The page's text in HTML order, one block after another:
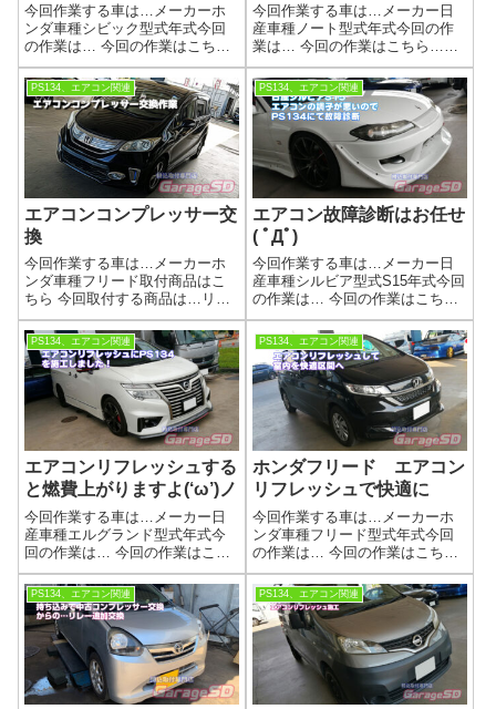
今回作業する車は…メーカーホ
ンダ車種シビック型式年式今回
の作業は… 今回の作業はこち
ら…SNAP-ON PS134 エアコン
リフレッシュ作業参考リンクワ
コーズ製品の詳細はこちら
wako's PAC＋SNAP-ON PS134
作業画像作業完了...
今回作業する車は…メーカー日
産車種ノート型式年式今回の作
業は… 今回の作業はこちら…
SNAP-ON PS134 エアコンリフ
レッシュ作業参考リンクワコー
ズ製品の詳細はこちらwako's
PAC＋SNAP-ON PS134作業画像
新車でも規定...
PS134、エアコン関連
エアコンコンプレッサー交
換
今回作業する車は…メーカーホ
ンダ車種フリード取付商品はこ
ちら 今回取付する商品は…リビ
ルトコンプレッサー当店でのエ
アコンコンプレッサー故障診断
はPS134を使っての診断になる
ので、より故障原因の追究にな
ります原因がわかりやすいの
で、修理対応...
PS134、エアコン関連
エアコン故障診断はお任せ
( ﾟДﾟ)
今回作業する車は…メーカー日
産車種シルビア型式S15年式今回
の作業は… 今回の作業はこち
ら…SNAP-ON PS134 エアコン
診断参考リンクワコーズ製品の
詳細はこちらwako's PAC＋
SNAP-ON PS134作業画像高圧側
の圧力が低...
PS134、エアコン関連
エアコンリフレッシュする
と燃費上がりますよ(‘ω’)ノ
今回作業する車は…メーカー日
産車種エルグランド型式年式今
回の作業は… 今回の作業はこち
ら…SNAP-ON PS134 エアコン
リフレッシュ作業参考リンクワ
コーズ製品の詳細はこちら
wako's PAC＋SNAP-ON PS134
作業画像ボンネ...
PS134、エアコン関連
ホンダフリード エアコン
リフレッシュで快適に
今回作業する車は…メーカーホ
ンダ車種フリード型式年式今回
の作業は… 今回の作業はこち
ら…SNAP-ON PS134 エアコン
リフレッシュ作業参考リンクワ
コーズ製品の詳細はこちら
wako's PAC＋SNAP-ON PS134
作業画像作業完了...
PS134、エアコン関連 PS134、エアコン関連